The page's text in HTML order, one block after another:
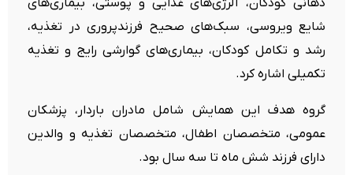
شایع ویروسی، سبک‌های صحیح فرزندپروری در تغذیه،
رشد و تکامل کودکان، بیماری‌های گوارشی رایج و تغذیه
تکمیلی اشاره کرد.
گروه هدف این همایش شامل مادران باردار، پزشکان
عمومی، متخصصان اطفال، متخصصان تغذیه و والدین
دارای فرزند شش ماه تا سه سال بود.